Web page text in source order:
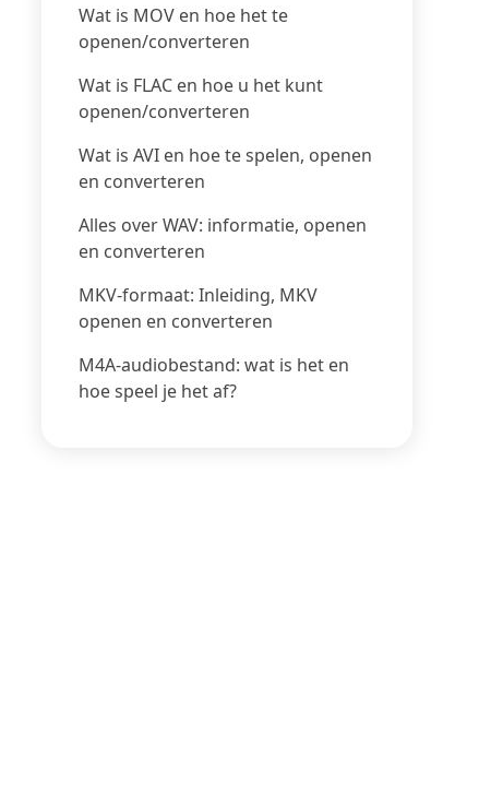
Wat is MOV en hoe het te
openen/converteren
Wat is FLAC en hoe u het kunt
openen/converteren
Wat is AVI en hoe te spelen, openen
en converteren
Alles over WAV: informatie, openen
en converteren
MKV-formaat: Inleiding, MKV
openen en converteren
M4A-audiobestand: wat is het en
hoe speel je het af?